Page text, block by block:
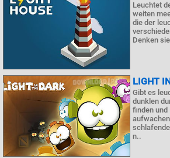
Leuchtet
weiten
die der
Denken
LIGHT
Gibt es
dunklen
finden und
n..